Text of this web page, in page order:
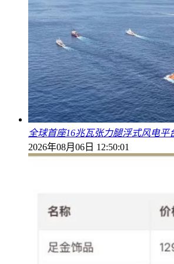
全球首座16兆瓦张力腿浮式风电
2026年08月06日 12:50:01